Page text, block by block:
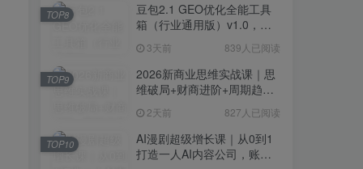
豆包2.1 GEO优化全能工具
箱（行业通用版）v1.0，会
景 3天前 839人已阅读
TOP8
2026新商业思维实战课｜思
维破局+财商进阶+周期趋势
度解析全体系
2天前 827人已阅读
TOP9
AI漫剧超级增长课｜从0到1
打造一人AI内容公司，账号
TOP10